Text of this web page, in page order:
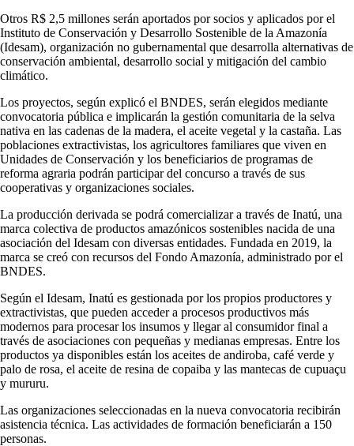
Otros R$ 2,5 millones serán aportados por socios y aplicados por el
Instituto de Conservación y Desarrollo Sostenible de la Amazonía
(Idesam), organización no gubernamental que desarrolla alternativas de
conservación ambiental, desarrollo social y mitigación del cambio
climático.
Los proyectos, según explicó el BNDES, serán elegidos mediante
convocatoria pública e implicarán la gestión comunitaria de la selva
nativa en las cadenas de la madera, el aceite vegetal y la castaña. Las
poblaciones extractivistas, los agricultores familiares que viven en
Unidades de Conservación y los beneficiarios de programas de
reforma agraria podrán participar del concurso a través de sus
cooperativas y organizaciones sociales.
La producción derivada se podrá comercializar a través de Inatú, una
marca colectiva de productos amazónicos sostenibles nacida de una
asociación del Idesam con diversas entidades. Fundada en 2019, la
marca se creó con recursos del Fondo Amazonía, administrado por el
BNDES.
Según el Idesam, Inatú es gestionada por los propios productores y
extractivistas, que pueden acceder a procesos productivos más
modernos para procesar los insumos y llegar al consumidor final a
través de asociaciones con pequeñas y medianas empresas. Entre los
productos ya disponibles están los aceites de andiroba, café verde y
palo de rosa, el aceite de resina de copaiba y las mantecas de cupuaçu
y mururu.
Las organizaciones seleccionadas en la nueva convocatoria recibirán
asistencia técnica. Las actividades de formación beneficiarán a 150
personas.